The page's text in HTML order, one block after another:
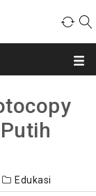
Edukasi